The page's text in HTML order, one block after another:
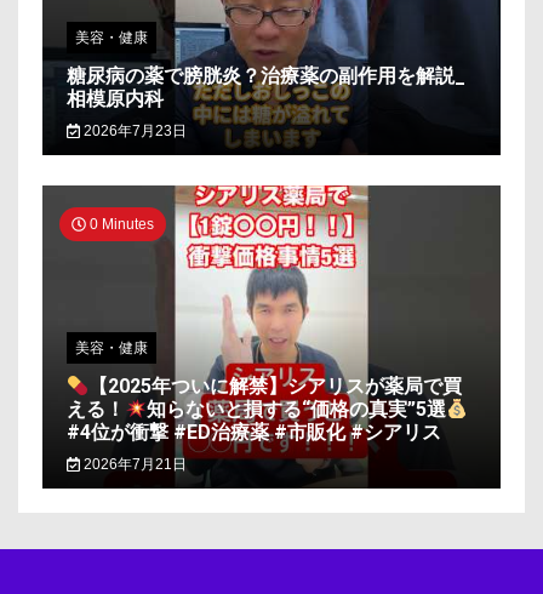
美容・健康
糖尿病の薬で膀胱炎？治療薬の副作用を解説_
相模原内科
2026年7月23日
0 Minutes
美容・健康
【2025年ついに解禁】シアリスが薬局で買
える！
知らないと損する“価格の真実”5選
#4位が衝撃 #ED治療薬 #市販化 #シアリス
2026年7月21日